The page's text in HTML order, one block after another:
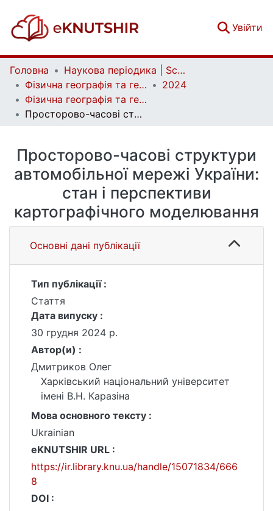
Увійти
Головна
Наукова періодика | Scientific periodicals
Фізична географія та геоморфологія | Physical Geography and Geomorphology
2024
Фізична географія та геоморфологія. Том 47, вип. 5-6 (127-128)
Просторово-часові структури автомобільної мережі України: стан і перспективи картографічного моделювання
Просторово-часові структури
автомобільної мережі України:
стан і перспективи
картографічного моделювання
Основні дані публікації
Тип публікації :
Стаття
Дата випуску :
30 грудня 2024 р.
Автор(и) :
Дмитриков Олег
Харківський національний університет
імені В.Н. Каразіна
Мова основного тексту :
Ukrainian
eKNUTSHIR URL :
https://ir.library.knu.ua/handle/15071834/666
8
DOI :